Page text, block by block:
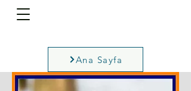
Ana Sayfa